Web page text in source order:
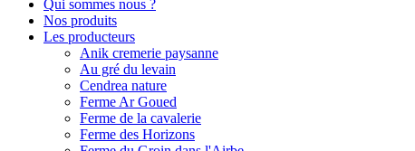
Qui sommes nous ?
Nos produits
Les producteurs
Anik cremerie paysanne
Au gré du levain
Cendrea nature
Ferme Ar Goued
Ferme de la cavalerie
Ferme des Horizons